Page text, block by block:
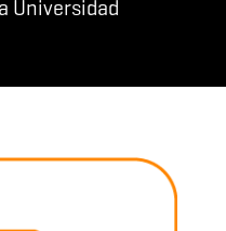
Universidad